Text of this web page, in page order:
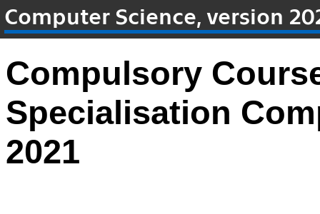
Computer Science, version
Compulsory
Specialisation
2021